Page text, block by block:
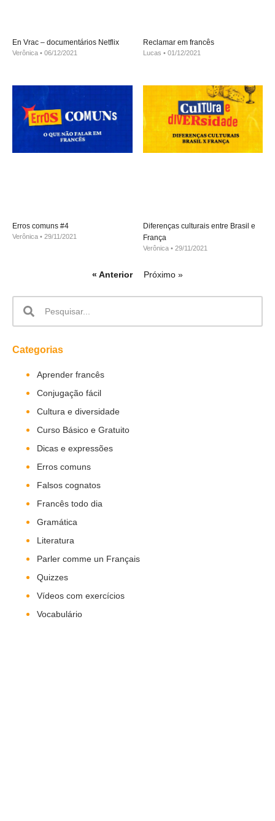
En Vrac – documentários Netflix
Verônica 06/12/2021
Reclamar em francês
Lucas 01/12/2021
Erros comuns #4
Verônica 29/11/2021
Diferenças culturais entre Brasil e
França
Verônica 29/11/2021
« Anterior Próximo »
Categorias
Aprender francês
Conjugação fácil
Cultura e diversidade
Curso Básico e Gratuito
Dicas e expressões
Erros comuns
Falsos cognatos
Francês todo dia
Gramática
Literatura
Parler comme un Français
Quizzes
Vídeos com exercícios
Vocabulário